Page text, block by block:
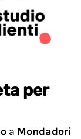
per
a Mondadori